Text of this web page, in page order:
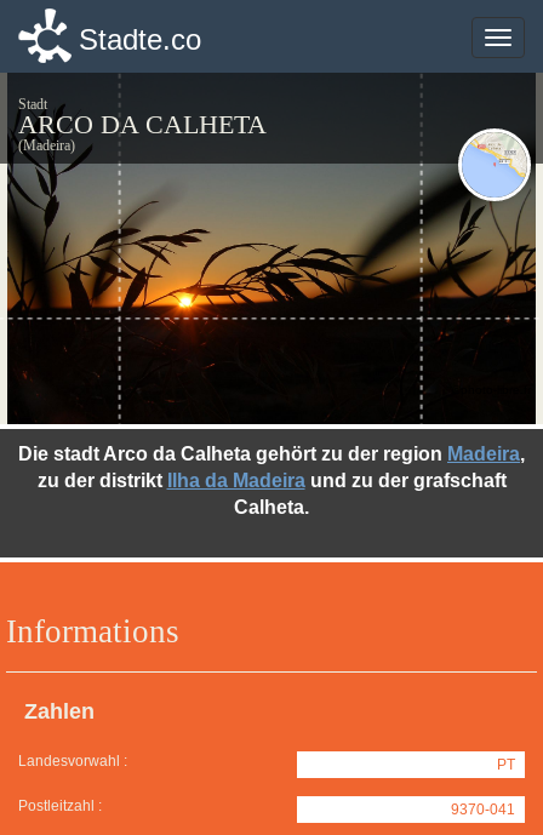
Toggle
Stadte.co
Stadt
ARCO DA CALHETA
(Madeira)
Informations
Zahlen
Landesvorwahl : PT
Postleitzahl : 9370-041
Die stadt Arco da Calheta gehört zu der region Madeira,
zu der distrikt
Ilha da Madeiraund zu der grafschaft
Calheta.
Toggle
Stadte.co